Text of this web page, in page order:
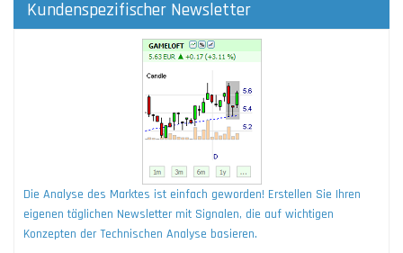
Kundenspezifischer Newsletter
Die Analyse des Marktes ist einfach geworden! Erstellen Sie Ihren
eigenen täglichen Newsletter mit Signalen, die auf wichtigen
Konzepten der Technischen Analyse basieren.